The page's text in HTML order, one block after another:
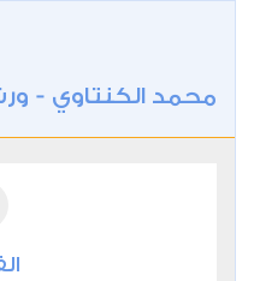
محمد الكنتاوي -